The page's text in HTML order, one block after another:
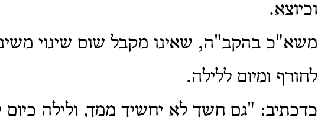
וכיוצא.
משא"כ בהקב"ה, שאינו מקבל שום שינוי
לחורף ומיום ללילה.
כדכתיב: "גם חשך לא יחשיך ממך, ולילה כיום